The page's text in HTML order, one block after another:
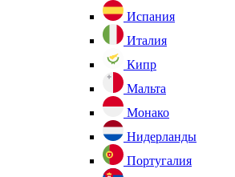
Испания
Италия
Кипр
Мальта
Монако
Нидерланды
Португалия